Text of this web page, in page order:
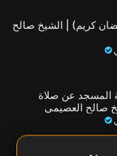
كريم) | الشيخ صالح
المسجد عن صلاة
صالح العصيمي